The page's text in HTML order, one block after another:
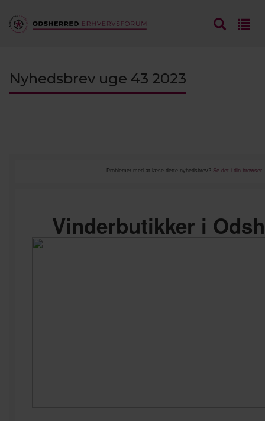
Nyhedsbrev uge 43 2023
Problemer med at læse dette nyhedsbrev? Se det i din browser
Vinderbutikker i